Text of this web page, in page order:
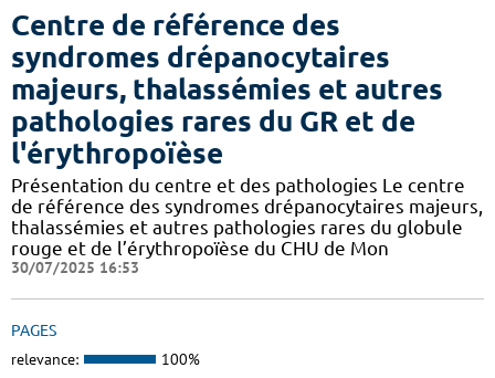
Centre de référence des
syndromes drépanocytaires
majeurs, thalassémies et autres
pathologies rares du GR et de
l'érythropoïèse
Présentation du centre et des pathologies Le centre
de référence des syndromes drépanocytaires majeurs,
thalassémies et autres pathologies rares du globule
rouge et de l’érythropoïèse du CHU de Mon
30/07/2025 16:53
PAGES
relevance: 100%